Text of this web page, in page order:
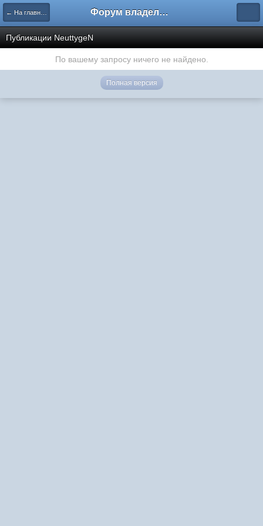
← На главную Форум владельцев интернет-магазинов
Публикации NeuttygeN
По вашему запросу ничего не найдено.
Полная версия